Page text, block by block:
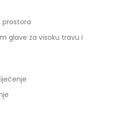
prostora
glave za visoku travu i